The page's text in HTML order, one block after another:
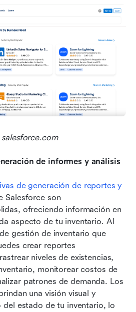
de informes y análisis
de generación de reportes y
Salesforce son
ofreciendo información en
aspecto de tu inventario. Al
gestión de inventario que
crear reportes
niveles de existencias,
monitorear costos de
patrones de demanda. Los
una visión visual y
del estado de tu inventario, lo